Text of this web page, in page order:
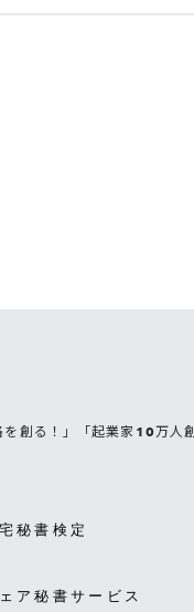
創る！」「起業家10万人
秘書検定
ア秘書サービス